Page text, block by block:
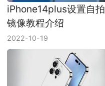
iPhone14plus设置自拍
镜像教程介绍
2022-10-19